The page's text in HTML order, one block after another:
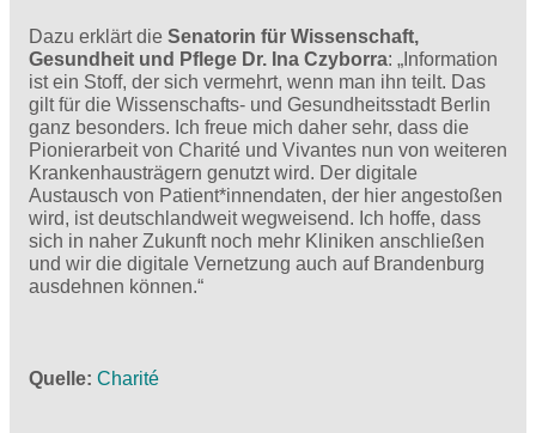
Dazu erklärt die Senatorin für Wissenschaft,
Gesundheit und Pflege Dr. Ina Czyborra: „Information
ist ein Stoff, der sich vermehrt, wenn man ihn teilt. Das
gilt für die Wissenschafts- und Gesundheitsstadt Berlin
ganz besonders. Ich freue mich daher sehr, dass die
Pionierarbeit von Charité und Vivantes nun von weiteren
Krankenhausträgern genutzt wird. Der digitale
Austausch von Patient*innendaten, der hier angestoßen
wird, ist deutschlandweit wegweisend. Ich hoffe, dass
sich in naher Zukunft noch mehr Kliniken anschließen
und wir die digitale Vernetzung auch auf Brandenburg
ausdehnen können.“
Quelle Charité